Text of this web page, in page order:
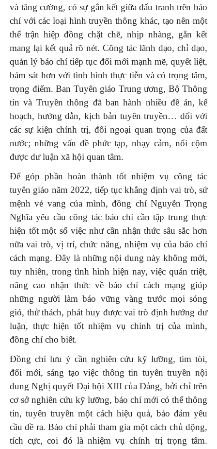
và tăng cường, có sự gắn kết giữa đấu tranh trên báo
chí với các loại hình truyền thông khác, tạo nên một
thế trận hiệp đồng chặt chẽ, nhịp nhàng, gắn kết
mang lại kết quả rõ nét. Công tác lãnh đạo, chỉ đạo,
quản lý báo chí tiếp tục đổi mới mạnh mẽ, quyết liệt,
bám sát hơn với tình hình thực tiễn và có trọng tâm,
trọng điểm. Ban Tuyên giáo Trung ương, Bộ Thông
tin và Truyền thông đã ban hành nhiều đề án, kế
hoạch, hướng dẫn, kịch bản tuyên truyền… đối với
các sự kiện chính trị, đối ngoại quan trọng của đất
nước; những vấn đề phức tạp, nhạy cảm, nổi cộm
được dư luận xã hội quan tâm.
Để góp phần hoàn thành tốt nhiệm vụ công tác
tuyên giáo năm 2022, tiếp tục khẳng định vai trò, sứ
mệnh vẻ vang của mình, đồng chí Nguyễn Trọng
Nghĩa yêu cầu công tác báo chí cần tập trung thực
hiện tốt một số việc như cần nhận thức sâu sắc hơn
nữa vai trò, vị trí, chức năng, nhiệm vụ của báo chí
cách mạng. Đây là những nội dung này không mới,
tuy nhiên, trong tình hình hiện nay, việc quán triệt,
nâng cao nhận thức về báo chí cách mạng giúp
những người làm báo vững vàng trước mọi sóng
gió, thử thách, phát huy được vai trò định hướng dư
luận, thực hiện tốt nhiệm vụ chính trị của mình,
đồng chí cho biết.
Đồng chí lưu ý cần nghiên cứu kỹ lưỡng, tìm tòi,
đổi mới, sáng tạo việc thông tin tuyên truyền nội
dung Nghị quyết Đại hội XIII của Đảng, bởi chỉ trên
cơ sở nghiên cứu kỹ lưỡng, báo chí mới có thể thông
tin, tuyên truyền một cách hiệu quả, bảo đảm yêu
cầu đề ra. Báo chí phải tham gia một cách chủ động,
tích cực, coi đó là nhiệm vụ chính trị trọng tâm.